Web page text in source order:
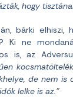
hogy
bárki elhiszi,
Ki ne
is, az
de nem is
lelke is az.”